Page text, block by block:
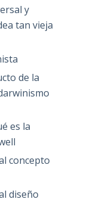
y
tan vieja
de la
es la
concepto
diseño